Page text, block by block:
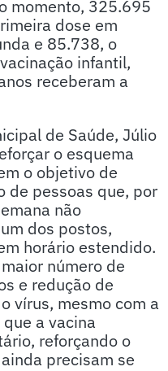
momento, 325.695
dose em
e 85.738, o
infantil,
receberam a
de Saúde, Júlio
o esquema
o objetivo de
de pessoas que, por
não
dos postos,
horário estendido.
número de
e redução de
vírus, mesmo com a
a vacina
reforçando o
precisam se